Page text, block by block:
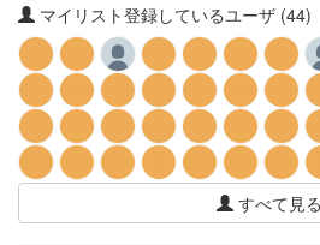
マイリスト登録しているユーザ (44)
すべて見る